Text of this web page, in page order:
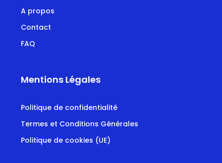
A propos
Contact
FAQ
Mentions Légales
Politique de confidentialité
Termes et Conditions Générales
Politique de cookies (UE)